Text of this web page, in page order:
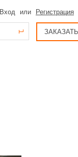
Вход или Регистрация
ЗАКАЗАТЬ